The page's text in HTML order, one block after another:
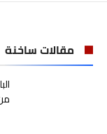
مقالات ساخنة